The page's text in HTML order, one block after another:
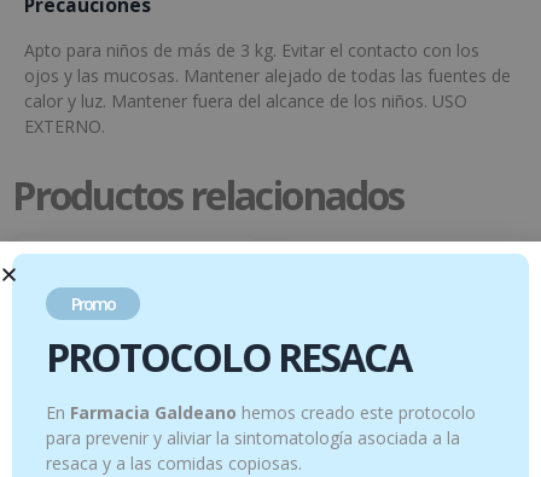
Apto para niños de más de 3 kg. Evitar el contacto con los
ojos y las mucosas. Mantener alejado de todas las fuentes de
calor y luz. Mantener fuera del alcance de los niños. USO
EXTERNO.
Productos relacionados
Promo
PROTOCOLO RESACA
En Farmacia Galdeano hemos creado este protocolo
para prevenir y aliviar la sintomatología asociada a la
resaca y a las comidas copiosas.